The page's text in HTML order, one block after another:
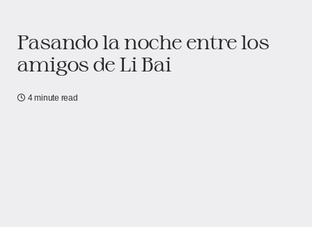
Pasando la noche entre los
amigos de Li Bai
4 minute read